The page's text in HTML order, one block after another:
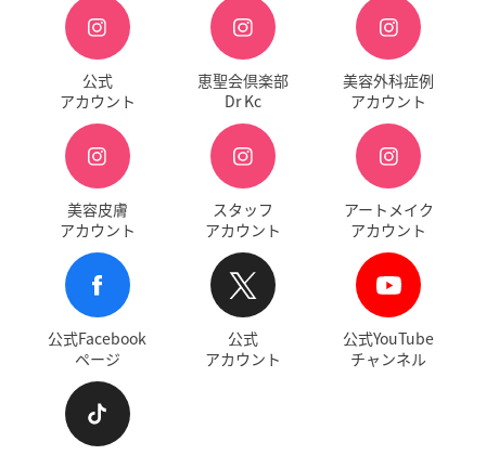
公式
アカウント
恵聖会倶楽部
Dr Kc
美容外科症例
アカウント
美容皮膚
アカウント
スタッフ
アカウント
アートメイク
アカウント
公式Facebook
ページ
公式
アカウント
公式YouTube
チャンネル